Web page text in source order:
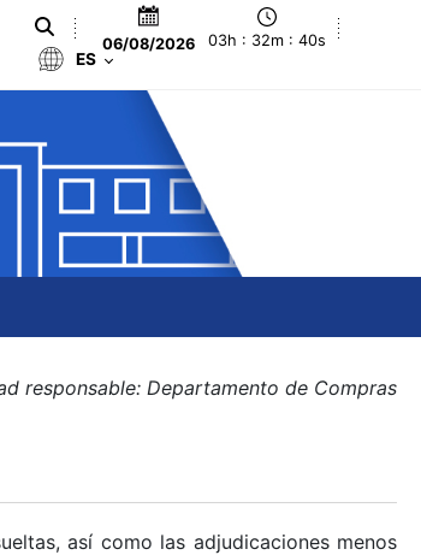
06/08/2026 03h : 32m : 40s
ES
responsable: Departamento de Compras
así como las adjudicaciones menos